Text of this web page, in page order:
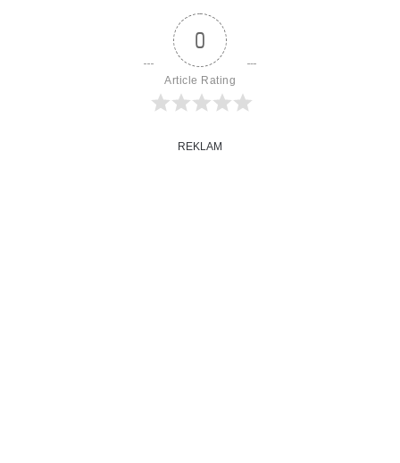
0
Article Rating
REKLAM